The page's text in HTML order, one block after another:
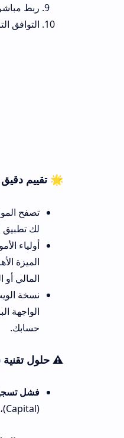
ربط مباشر وسهل بأرقام
التوافق التام مع كافة
🌟 تقييم دقيق لخطوة تنزيل
تصفح الموقع الإلكتروني
لك تطبيق الهاتف تصفحاً
أولياء الأمور يفضلون
الميزة الأهم تكمن في
المالي أو الدراسي.
نسخة الويب قد تعاني من
الواجهة البرمجية
⚠️ حلول تقنية سريعة لأبرز
فشل تسجيل الدخول